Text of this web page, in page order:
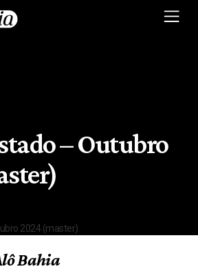
– Outubro
Bahia